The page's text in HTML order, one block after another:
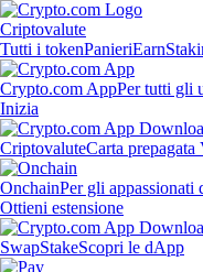
Criptovalute
Tutti i tokenPanieriEarn
Crypto.com AppPer tutti gli
Inizia
CriptovaluteCarta prepagata
OnchainPer gli appassionati
Ottieni estensione
SwapStakeScopri le dApp